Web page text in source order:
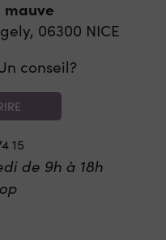
mauve
06300 NICE
conseil?
15
de 9h à 18h